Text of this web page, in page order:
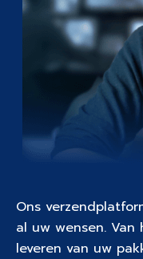
Ons
al uw wensen.
leveren van uw